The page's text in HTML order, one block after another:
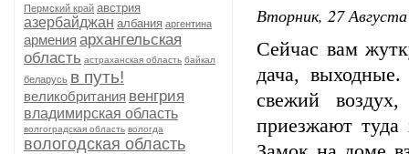
Пермский край австрия
азербайджан албания аргентина
армения архангельская
область астраханская область байкал
беларусь в путь!
великобритания венгрия
владимирская область
волгоградская область вологда
вологодская область
Вторник, 27
Сейчас вам
дача,
свежий
приезжают туда